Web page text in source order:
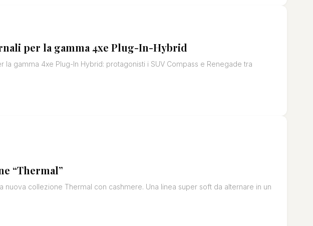
per la gamma 4xe Plug-In-Hybrid
gamma 4xe Plug-In Hybrid: protagonisti i SUV Compass e Renegade tra
“Thermal”
nuova collezione Thermal con cashmere. Una linea super soft da alternare in un